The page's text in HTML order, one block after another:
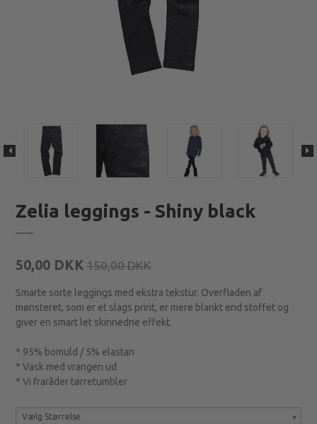
Zelia leggings - Shiny black
50,00 DKK 150,00 DKK
Smarte sorte leggings med ekstra tekstur. Overfladen af
mønsteret, som er et slags print, er mere blankt end stoffet og
giver en smart let skinnedne effekt.
* 95% bomuld / 5% elastan
* Vask med vrangen ud
* Vi fraråder tørretumbler
Vælg Størrelse